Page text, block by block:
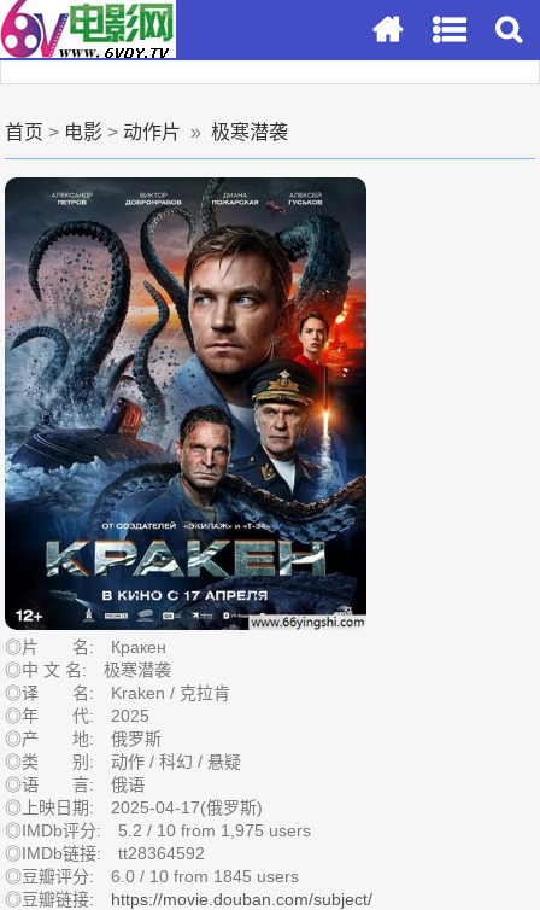
首页 > 电影 >动作片 »极寒潜袭
◎片 名: Кракен
◎中 文 名: 极寒潜袭
◎译 名: Kraken / 克拉肯
◎年 代: 2025
◎产 地: 俄罗斯
◎类 别: 动作 / 科幻 / 悬疑
◎语 言: 俄语
◎上映日期: 2025-04-17(俄罗斯)
◎IMDb评分: 5.2 / 10 from 1,975 users
◎IMDb链接: tt28364592
◎豆瓣评分: 6.0 / 10 from 1845 users
◎豆瓣链接: https://movie.douban.com/subject/